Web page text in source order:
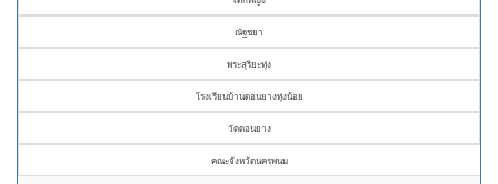
ณัฐชยา
พระสุริยะทุ่ง
โรงเรียนบ้านดอนยางทุ่งน้อย
วัดดอนยาง
คณะจังหวัดนครพนม